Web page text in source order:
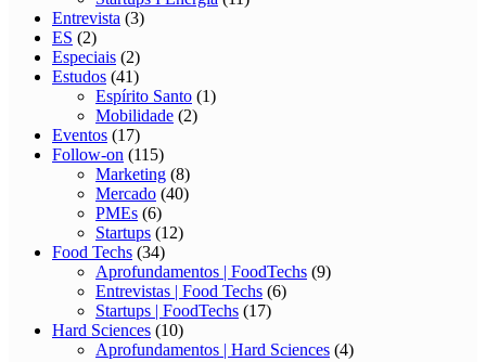
Entrevista (3)
ES (2)
Especiais (2)
Estudos (41)
Espírito Santo (1)
Mobilidade (2)
Eventos (17)
Follow-on (115)
Marketing (8)
Mercado (40)
PMEs (6)
Startups (12)
Food Techs (34)
Aprofundamentos | FoodTechs (9)
Entrevistas | Food Techs (6)
Startups | FoodTechs (17)
Hard Sciences (10)
Aprofundamentos | Hard Sciences (4)